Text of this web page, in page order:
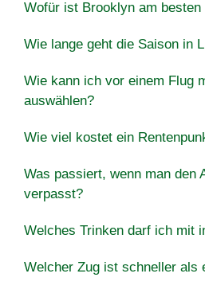
Wofür ist Brooklyn am besten
Wie lange geht die Saison in
Wie kann ich vor einem Flug
auswählen?
Wie viel kostet ein
Was passiert, wenn man den
verpasst?
Welches Trinken darf ich mit
Welcher Zug ist schneller als